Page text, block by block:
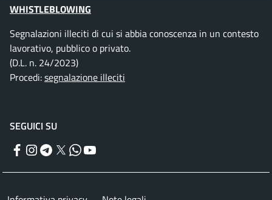
WHISTLEBLOWING
Segnalazioni illeciti di cui si abbia conoscenza in un contesto
lavorativo, pubblico o privato.
(D.L. n. 24/2023)
Procedi:segnalazione illeciti
SEGUICI SU
Facebook
Instagram
Telegram
TwitterWhatsApp